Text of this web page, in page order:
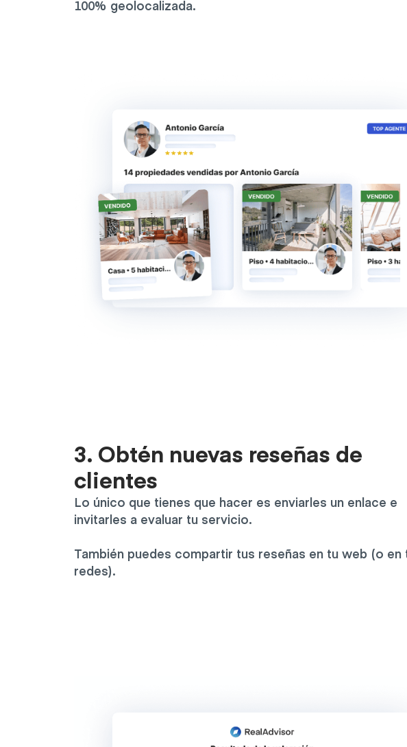
100% geolocalizada.
3. Obtén nuevas reseñas de
clientes
Lo único que tienes que hacer es enviarles un enlace e
invitarles a evaluar tu servicio.
También puedes compartir tus reseñas en tu web (o en
redes).